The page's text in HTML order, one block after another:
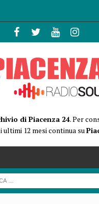
di Piacenza 24. Per
ultimi 12 mesi continua su